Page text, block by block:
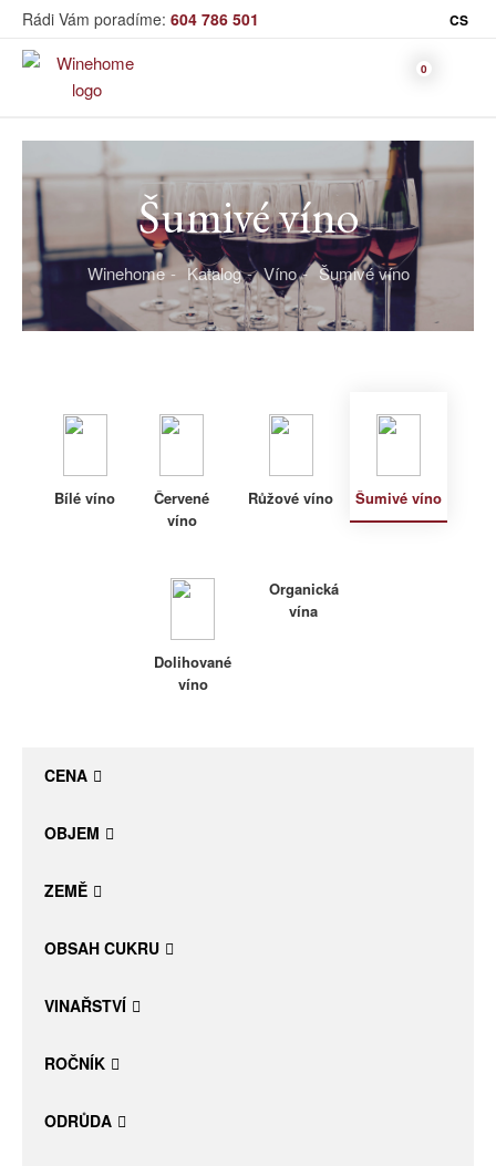
Rádi Vám poradíme: 604 786 501 CS
Víno
Bílé víno
Červené
víno
Růžové
víno
Šumivé
víno
víno
vína
Bag in Box
Moravský výběr
Akční nabídka
Specialní vína
Degustační sety
Daniel Pesat Wine
Šumivé víno
Winehome Katalog Víno Šumivé víno
Bílé víno
Červené
víno
Růžové víno Šumivé víno
Dolihované
víno
Organická
vína
CENA
OBJEM
ZEMĚ
OBSAH CUKRU
VINAŘSTVÍ
ROČNÍK
ODRŮDA